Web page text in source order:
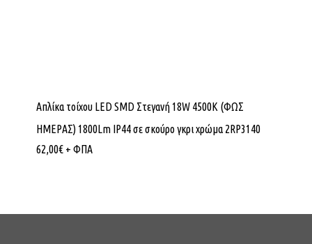
Απλίκα τοίχου LED SMD Στεγανή 18W 4500K (ΦΩΣ
ΗΜΕΡΑΣ) 1800Lm IP44 σε σκούρο γκρι χρώμα 2RP3140
62,00€ + ΦΠΑ